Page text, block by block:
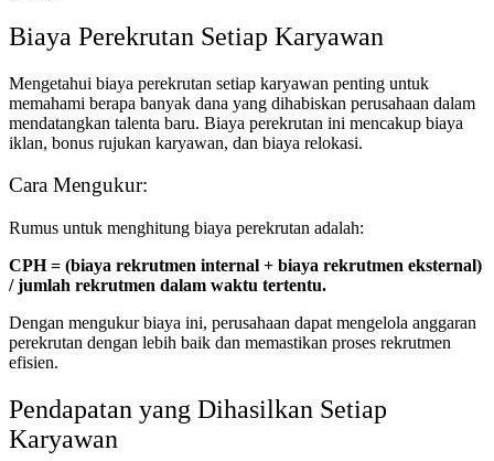
Biaya Perekrutan Setiap Karyawan
Mengetahui biaya perekrutan setiap karyawan penting untuk
memahami berapa banyak dana yang dihabiskan perusahaan dalam
mendatangkan talenta baru. Biaya perekrutan ini mencakup biaya
iklan, bonus rujukan karyawan, dan biaya relokasi.
Cara Mengukur:
Rumus untuk menghitung biaya perekrutan adalah:
CPH = (biaya rekrutmen internal + biaya rekrutmen eksternal)
/ jumlah rekrutmen dalam waktu tertentu.
Dengan mengukur biaya ini, perusahaan dapat mengelola anggaran
perekrutan dengan lebih baik dan memastikan proses rekrutmen
efisien.
Pendapatan yang Dihasilkan Setiap
Karyawan